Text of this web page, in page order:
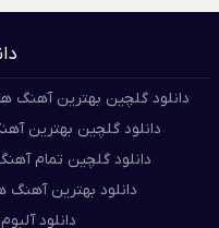
دانلود گلچین بهترین آهنگ های مسعود
دانلود گلچین بهترین
دانلود گلچین تمام
دانلود بهترین
دانلود